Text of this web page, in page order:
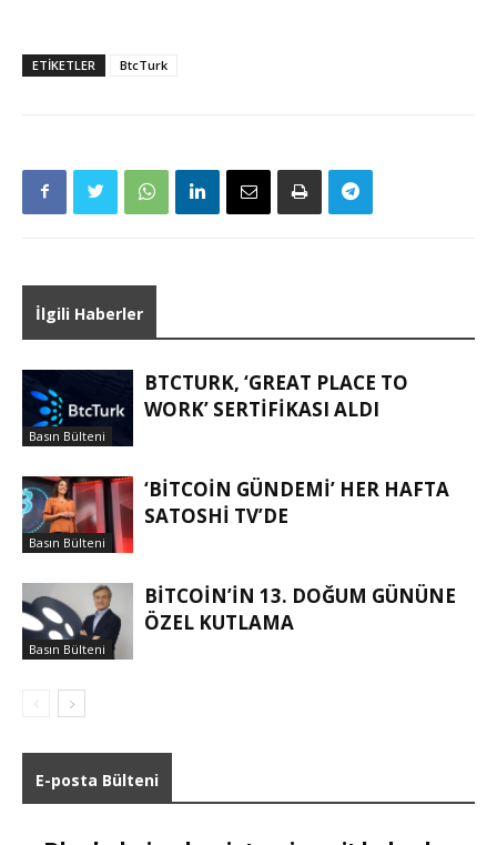
ETIKETLER BtcTurk
İlgili Haberler
Basın Bülteni
BTCTURK, ‘GREAT PLACE TO
WORK’ SERTIFIKASI ALDI
Basın Bülteni
‘BITCOIN GÜNDEMI’ HER HAFTA
SATOSHI TV’DE
Basın Bülteni
BITCOIN’IN 13. DOĞUM GÜNÜNE
ÖZEL KUTLAMA
E-posta Bülteni